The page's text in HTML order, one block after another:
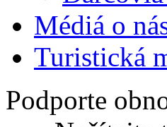
Médiá o
Turistická
Podporte